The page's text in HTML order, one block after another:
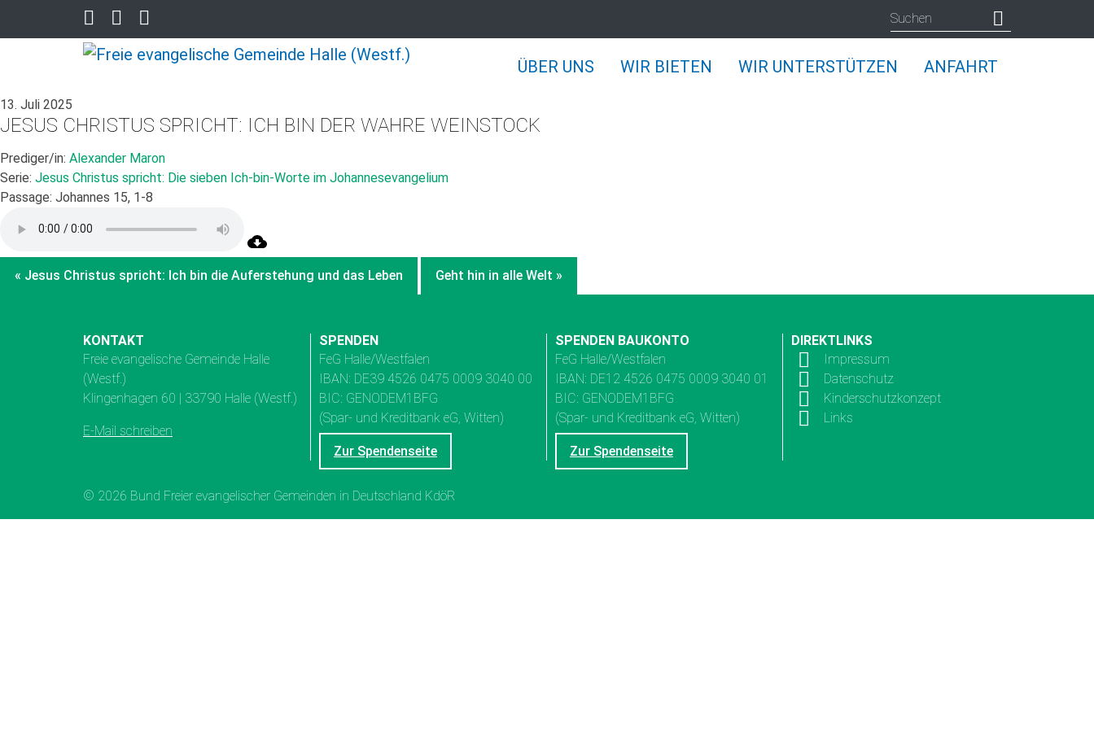
ÜBER UNS WIR BIETEN WIR UNTERSTÜTZEN ANFAHRT
13. Juli 2025
JESUS CHRISTUS SPRICHT: ICH BIN DER WAHRE WEINSTOCK
Prediger/in: Alexander Maron
Serie: Jesus Christus spricht: Die sieben Ich-bin-Worte im Johannesevangelium
Passage: Johannes 15, 1-8
« Jesus Christus spricht: Ich bin die Auferstehung und das Leben Geht hin in alle Welt »
KONTAKT
Freie evangelische Gemeinde Halle
(Westf.)
Klingenhagen 60 | 33790 Halle (Westf.)
E-Mail schreiben
SPENDEN
FeG Halle/Westfalen
IBAN: DE39 4526 0475 0009 3040 00
BIC: GENODEM1BFG
(Spar- und Kreditbank eG, Witten)
Zur Spendenseite
SPENDEN BAUKONTO
FeG Halle/Westfalen
IBAN: DE12 4526 0475 0009 3040 01
BIC: GENODEM1BFG
(Spar- und Kreditbank eG, Witten)
Zur Spendenseite
DIREKTLINKS
Impressum
Datenschutz
Kinderschutzkonzept
Links
© 2026 Bund Freier evangelischer Gemeinden in Deutschland KdöR